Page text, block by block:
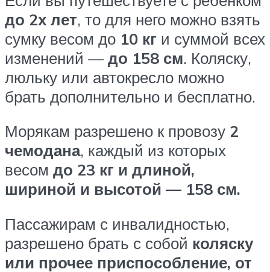
до 2х лет, то для него можно взять
сумку весом до 10 кг и суммой всех
изменений — до 158 см. Коляску,
люльку или автокресло можно
брать дополнительно и бесплатно.
Морякам разрешено к провозу 2
чемодана, каждый из которых
весом до 23 кг и длиной,
шириной и высотой — 158 см.
Пассажирам с инвалидностью,
разрешено брать с собой коляску
или прочее приспособление, от